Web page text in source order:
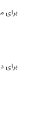
برای
برای